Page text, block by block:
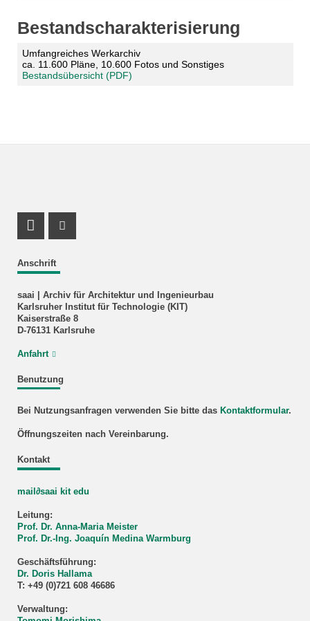
Bestandscharakterisierung
Umfangreiches Werkarchiv
ca. 11.600 Pläne, 10.600 Fotos und Sonstiges
Bestandsübersicht (PDF)
Anschrift
saai | Archiv für Architektur und Ingenieurbau
Karlsruher Institut für Technologie (KIT)
Kaiserstraße 8
D-76131 Karlsruhe
Anfahrt
Benutzung
Bei Nutzungsanfragen verwenden Sie bitte das Kontaktformular.
Öffnungszeiten nach Vereinbarung.
Kontakt
mail∂saai kit edu
Leitung:
Prof. Dr. Anna-Maria Meister
Prof. Dr.-Ing. Joaquín Medina Warmburg
Geschäftsführung:
Dr. Doris Hallama
T: +49 (0)721 608 46686
Verwaltung:
Facebook Profil
Instagram Profil